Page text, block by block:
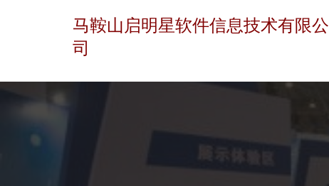
马鞍山启明星软件信息技术有限公
司